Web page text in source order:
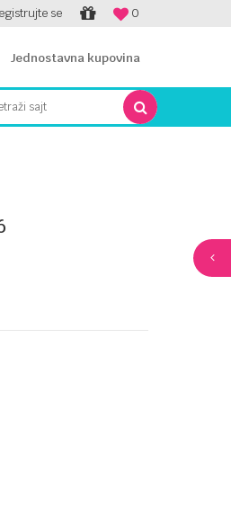
NA RATE! 0
se
Jednostavna kupovina
sajt